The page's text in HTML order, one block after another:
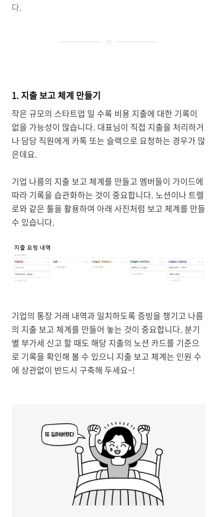
다.
1. 지출 보고 체계 만들기
작은 규모의 스타트업 일 수록 비용 지출에 대한 기록이
없을 가능성이 많습니다. 대표님이 직접 지출을 처리하거
나 담당 직원에게 카톡 또는 슬랙으로 요청하는 경우가 많
은데요.
기업 나름의 지출 보고 체계를 만들고 멤버들이 가이드에
따라 기록을 습관화하는 것이 중요합니다. 노션이나 트렐
로와 같은 툴을 활용하여 아래 사진처럼 보고 체계를 만들
수 있습니다.
기업의 통장 거래 내역과 일치하도록 증빙을 챙기고 나름
의 지출 보고 체계를 만들어 놓는 것이 중요합니다. 분기
별 부가세 신고 할 때도 해당 지출의 노션 카드를 기준으
로 기록을 확인해 볼 수 있으니 지출 보고 체계는 인원 수
에 상관없이 반드시 구축해 두세요~!